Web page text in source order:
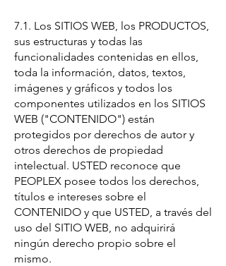
7.1. Los SITIOS WEB, los PRODUCTOS,
sus estructuras y todas las
funcionalidades contenidas en ellos,
toda la información, datos, textos,
imágenes y gráficos y todos los
componentes utilizados en los SITIOS
WEB ("CONTENIDO") están
protegidos por derechos de autor y
otros derechos de propiedad
intelectual. USTED reconoce que
PEOPLEX posee todos los derechos,
títulos e intereses sobre el
CONTENIDO y que USTED, a través del
uso del SITIO WEB, no adquirirá
ningún derecho propio sobre el
mismo.